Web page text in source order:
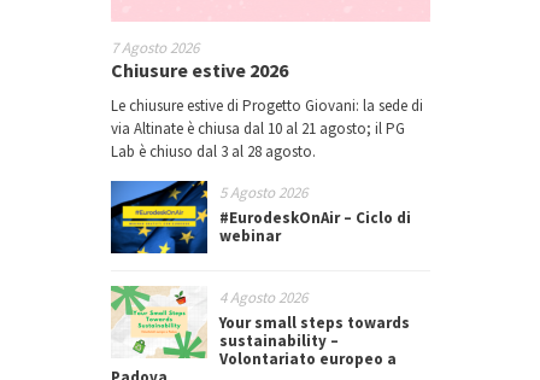
7 Agosto 2026
Chiusure estive 2026
Le chiusure estive di Progetto Giovani: la sede di
via Altinate è chiusa dal 10 al 21 agosto; il PG
Lab è chiuso dal 3 al 28 agosto.
5 Agosto 2026
#EurodeskOnAir – Ciclo di
webinar
4 Agosto 2026
Your small steps towards
sustainability –
Volontariato europeo a